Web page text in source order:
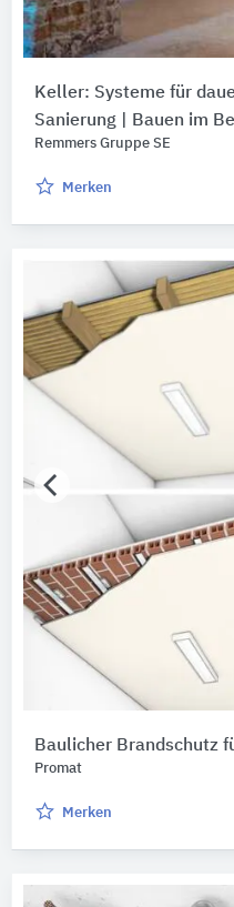
Keller: Systeme für
Sanierung | Bauen im
Remmers Gruppe SE
Merken
Baulicher Brandschutz
Promat
Merken